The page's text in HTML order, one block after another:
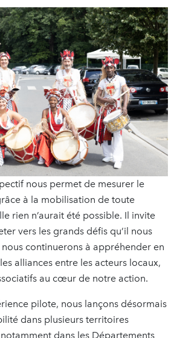
nous permet de mesurer le
à la mobilisation de toute
rien n’aurait été possible. Il invite
vers les grands défis qu’il nous
continuerons à appréhender en
alliances entre les acteurs locaux,
au cœur de notre action.
pilote, nous lançons désormais
dans plusieurs territoires
dans les Départements